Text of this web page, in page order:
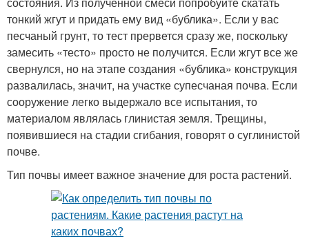
тонкий жгут и придать ему вид «бублика». Если у вас
песчаный грунт, то тест прервется сразу же, поскольку
замесить «тесто» просто не получится. Если жгут все же
свернулся, но на этапе создания «бублика» конструкция
развалилась, значит, на участке супесчаная почва. Если
сооружение легко выдержало все испытания, то
материалом являлась глинистая земля. Трещины,
появившиеся на стадии сгибания, говорят о суглинистой
почве.
Тип почвы имеет важное значение для роста растений.